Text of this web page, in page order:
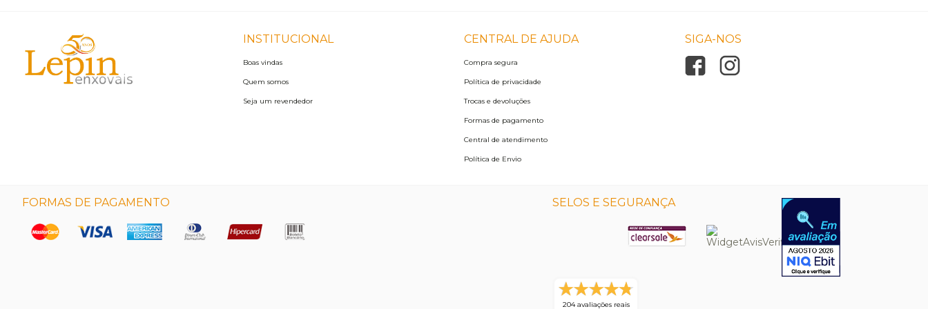
INSTITUCIONAL
Boas vindas
Quem somos
Seja um revendedor
CENTRAL DE AJUDA
Compra segura
Política de privacidade
Trocas e devoluções
Formas de pagamento
Central de atendimento
Política de Envio
SIGA-NOS
FORMAS DE PAGAMENTO SELOS E SEGURANÇA
204 avaliações reais